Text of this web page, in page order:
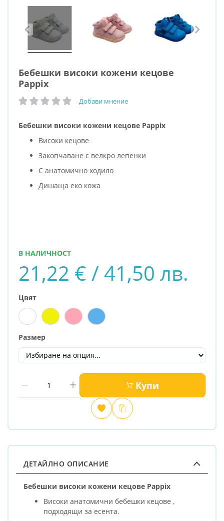
Бебешки високи кожени кецове
Pappix
рейтинг: Добави мнение
Бебешки високи кожени кецове Pappix
Високи кецове
Закопчаване с велкро лепенки
С анатомично ходило
Дишаща еко кожа
21,22 € / 41,50 лв.
В НАЛИЧНОСТ
Цвят
Размер
Купи
Добави
любими
Сравни
ДЕТАЙЛНО ОПИСАНИЕ
Бебешки високи кожени кецове Pappix
Високи анатомични бебешки кецове ,
подходящи за есента.